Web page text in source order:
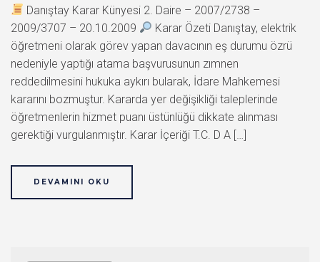
Danıştay Karar Künyesi 2. Daire – 2007/2738 –
2009/3707 – 20.10.2009
Karar Özeti Danıştay, elektrik
öğretmeni olarak görev yapan davacının eş durumu özrü
nedeniyle yaptığı atama başvurusunun zımnen
reddedilmesini hukuka aykırı bularak, İdare Mahkemesi
kararını bozmuştur. Kararda yer değişikliği taleplerinde
öğretmenlerin hizmet puanı üstünlüğü dikkate alınması
gerektiği vurgulanmıştır. Karar İçeriği T.C. D A […]
DEVAMINI OKU